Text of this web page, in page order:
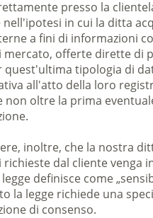
presso la
in cui la ditta
a fini di informazioni
mercato, offerte dirette di
quest'ultima tipologia di
all'atto della loro
non oltre la prima
inoltre, che la nostra
richieste dal cliente venga
definisce come
la legge richiede una
di consenso.